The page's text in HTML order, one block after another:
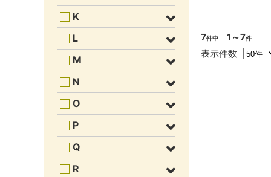
K
L
M
N
O
P
Q
R
7件中 1～7件
表示件数